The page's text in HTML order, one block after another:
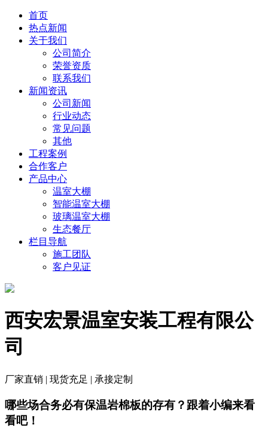
首页
热点新闻
关于我们
公司简介
荣誉资质
联系我们
新闻资讯
公司新闻
行业动态
常见问题
其他
工程案例
合作客户
产品中心
温室大棚
智能温室大棚
玻璃温室大棚
生态餐厅
栏目导航
施工团队
客户见证
西安宏景温室安装工程有限公
司
厂家直销 | 现货充足 | 承接定制
哪些场合务必有保温岩棉板的存有？跟着小编来看
看吧！